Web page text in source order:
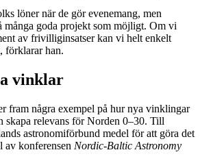
löner när de gör evenemang, men
många goda projekt som möjligt. Om vi
av frivilliginsatser kan vi helt enkelt
förklarar han.
vinklar
fram några exempel på hur nya vinklingar
skapa relevans för Norden 0–30. Till
astronomiförbund medel för att göra det
av konferensen Nordic-Baltic Astronomy